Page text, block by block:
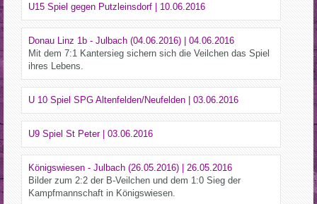
U15 Spiel gegen Putzleinsdorf | 10.06.2016
Donau Linz 1b - Julbach (04.06.2016) | 04.06.2016
Mit dem 7:1 Kantersieg sichern sich die Veilchen das Spiel
ihres Lebens.
U 10 Spiel SPG Altenfelden/Neufelden | 03.06.2016
U9 Spiel St Peter | 03.06.2016
Königswiesen - Julbach (26.05.2016) | 26.05.2016
Bilder zum 2:2 der B-Veilchen und dem 1:0 Sieg der
Kampfmannschaft in Königswiesen.